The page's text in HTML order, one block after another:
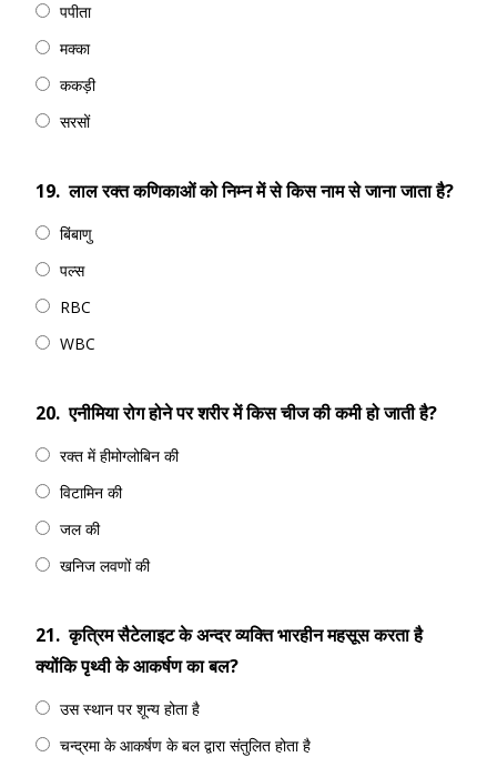
पपीता
मक्का
ककड़ी
सरसों
19. लाल रक्त कणिकाओं को निम्न में से किस नाम से जाना जाता है?
बिंबाणु
पल्स
RBC
WBC
20. एनीमिया रोग होने पर शरीर में किस चीज की कमी हो जाती है?
रक्त में हीमोग्लोबिन की
विटामिन की
जल की
खनिज लवणों की
21. कृत्रिम सैटेलाइट के अन्दर व्यक्ति भारहीन महसूस करता है
क्योंकि पृथ्वी के आकर्षण का बल?
उस स्थान पर शून्य होता है
चन्द्रमा के आकर्षण के बल द्वारा संतुलित होता है